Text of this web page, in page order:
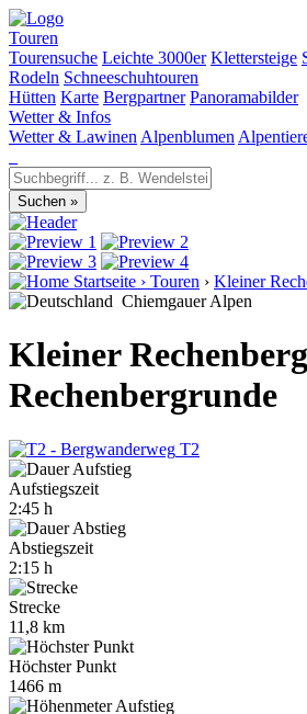
Touren
Tourensuche Leichte 3000er Klettersteige
Rodeln Schneeschuhtouren
Hütten Karte Bergpartner Panoramabilder
Wetter & Infos
Wetter & Lawinen Alpenblumen
Startseite › Touren › Kleiner
Chiemgauer Alpen
Kleiner
Rechenbergrunde
T2
Aufstiegszeit
2:45 h
Abstiegszeit
2:15 h
Strecke
11,8 km
Höchster Punkt
1466 m